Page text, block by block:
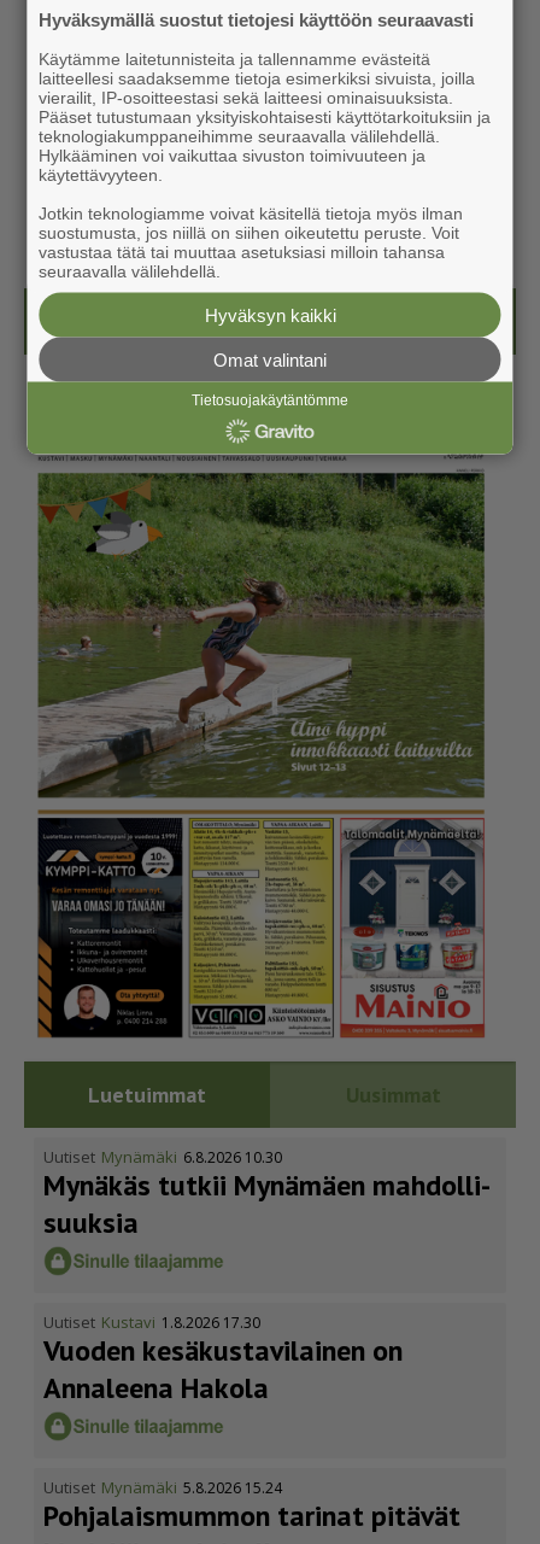
Kesälehti (ilmainen)
Luetuimmat Uusimmat
Uutiset Mynämäki 6.8.2026 10.30
Mynäkäs tutkii Mynämäen mahdol­li­
suuksia
Uutiset Kustavi 1.8.2026 17.30
Vuoden kesäkus­ta­vi­lainen on
Annaleena Hakola
Uutiset Mynämäki 5.8.2026 15.24
Pohja­lais­mummon tarinat pitävät
Hyväksymällä suostut tietojesi käyttöön seuraavasti
Käytämme laitetunnisteita ja tallennamme evästeitä
laitteellesi saadaksemme tietoja esimerkiksi sivuista, joilla
vierailit, IP-osoitteestasi sekä laitteesi ominaisuuksista.
Pääset tutustumaan yksityiskohtaisesti käyttötarkoituksiin ja
teknologiakumppaneihimme seuraavalla välilehdellä.
Hylkääminen voi vaikuttaa sivuston toimivuuteen ja
käytettävyyteen.
Jotkin teknologiamme voivat käsitellä tietoja myös ilman
suostumusta, jos niillä on siihen oikeutettu peruste. Voit
vastustaa tätä tai muuttaa asetuksiasi milloin tahansa
seuraavalla välilehdellä.
Hyväksyn kaikki
Omat valintani
Tietosuojakäytäntömme